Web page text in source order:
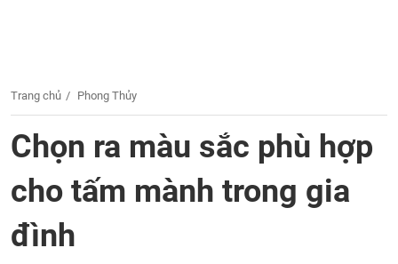
Trang chủ Phong Thủy
Chọn ra màu sắc phù hợp
cho tấm mành trong gia
đình